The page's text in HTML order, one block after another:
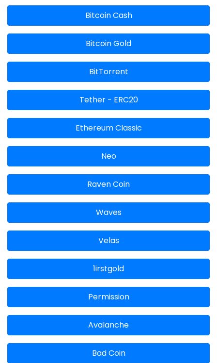
Bitcoin Cash
Bitcoin Gold
BitTorrent
Tether - ERC20
Ethereum Classic
Neo
Raven Coin
Waves
Velas
1irstgold
Permission
Avalanche
Bad Coin